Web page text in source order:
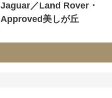
Jaguar／Land Rover・
Approved美しが丘